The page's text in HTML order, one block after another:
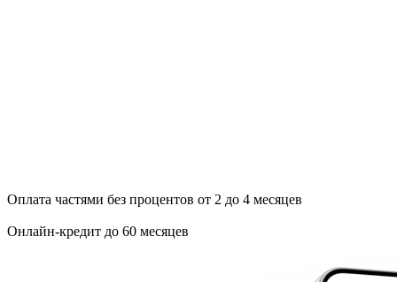
Оплата частями без процентов от 2 до 4 месяцев
Онлайн-кредит до 60 месяцев